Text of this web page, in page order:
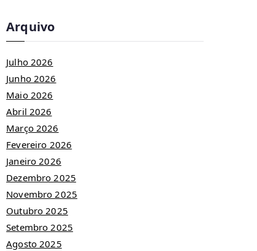
Arquivo
Julho 2026
Junho 2026
Maio 2026
Abril 2026
Março 2026
Fevereiro 2026
Janeiro 2026
Dezembro 2025
Novembro 2025
Outubro 2025
Setembro 2025
Agosto 2025